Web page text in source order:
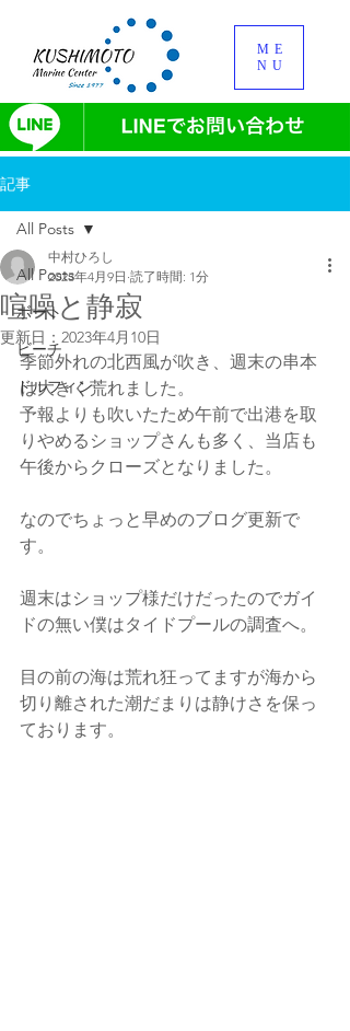
ME
NU
記事
All Posts
ボート
ビーチ
ドルフィン
All Posts
喧噪と静寂
中村ひろし
2023年4月9日 読了時間: 1分
更新日： 2023年4月10日
季節外れの北西風が吹き、週末の串本
は大きく荒れました。
予報よりも吹いたため午前で出港を取
りやめるショップさんも多く、当店も
午後からクローズとなりました。
なのでちょっと早めのブログ更新で
す。
週末はショップ様だけだったのでガイ
ドの無い僕はタイドプールの調査へ。
目の前の海は荒れ狂ってますが海から
切り離された潮だまりは静けさを保っ
ております。